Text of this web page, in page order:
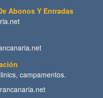
Abonos Y Entradas
campamentos.